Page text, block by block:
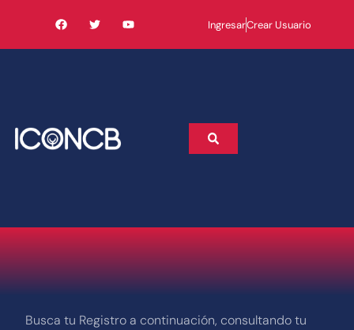
IngresarCrear Usuario
Busca tu Registro a continuación, consultando tu